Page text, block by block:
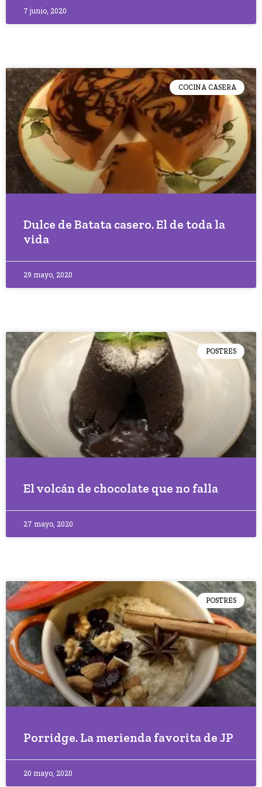
7 junio, 2020
COCINA CASERA
Dulce de Batata casero. El de toda la
vida
29 mayo, 2020
POSTRES
El volcán de chocolate que no falla
27 mayo, 2020
POSTRES
Porridge. La merienda favorita de JP
20 mayo, 2020